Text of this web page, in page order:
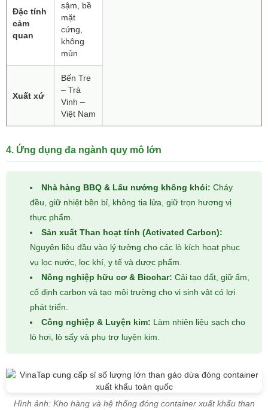
Đặc tính
cảm
quan
sậm, bề
mặt
cứng,
không
mủn
Xuất xứ
Bến Tre
– Trà
Vinh –
Việt Nam
4. Ứng dụng đa ngành quy mô lớn
Nhà hàng BBQ & Lẩu nướng không khói: Cháy
đều, giữ nhiệt bền bỉ, không tia lửa, giữ trọn hương vị
thực phẩm.
Sản xuất Than hoạt tính (Activated Carbon):
Nguyên liệu đầu vào lý tưởng cho các lò kích hoạt phục
vụ lọc nước, lọc khí, y tế và dược phẩm.
Nông nghiệp hữu cơ & Biochar: Cải tạo đất, giữ ẩm,
cố định carbon và tạo môi trường cho vi sinh vật có lợi
phát triển.
Công nghiệp & Luyện kim: Làm nhiên liệu sạch cho
lò hơi, lò sấy và phụ trợ luyện kim.
Hình ảnh: Kho hàng và hệ thống đóng container xuất khẩu than